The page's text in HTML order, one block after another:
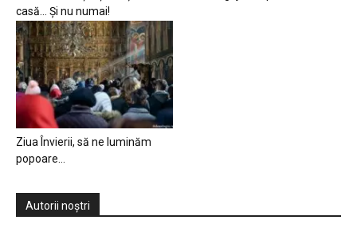
casă… Și nu numai!
Ziua Învierii, să ne luminăm
popoare…
Autorii noștri